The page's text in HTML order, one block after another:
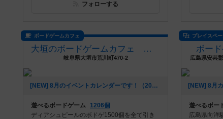
フォローする
ボードゲームカフェ
大垣のボードゲームカフェ 黒やぎさん
岐阜県大垣市荒川町470-2
[NEW] 8月のイベントカレンダーです！（2026年07月22日 01時06分）
遊べるボードゲーム
1206個
ディアシュピールのボドゲ1500個を全て引き
プレイスペー
ボー
広島県安芸
遊べるボー
広島県向洋